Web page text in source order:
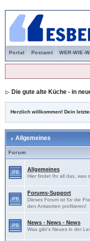
Portal Postamt WER-WIE-
Die gute alte Küche - in
Herzlich willkommen! Dein
Allgemeines
Forum
Allgemeines
Hier findet Ihr all das, was
Forums-Support
Dieses Forum ist für die
den Antworten profitieren!
News - News - News
Was gibt's Neues in der